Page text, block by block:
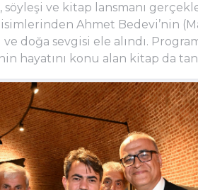
söyleşi ve kitap lansmanı
isimlerinden Ahmet Bedevi’nin
doğa sevgisi ele alındı.
hayatını konu alan kitap da